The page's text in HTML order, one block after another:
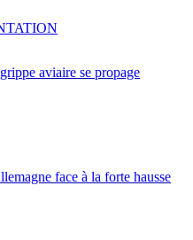
aviaire se propage
face à la forte hausse